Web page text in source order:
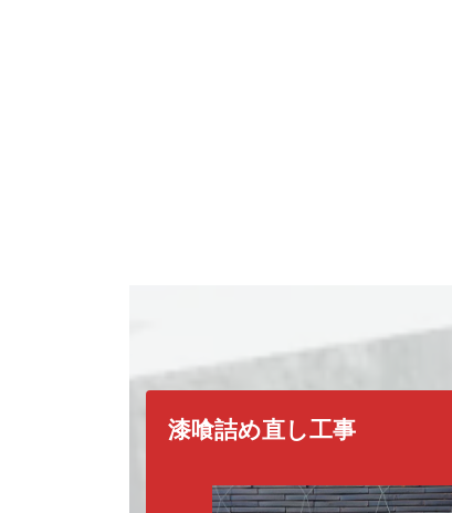
漆喰詰め直し工事